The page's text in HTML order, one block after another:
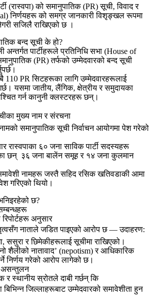
(रास्वपा) को समानुपातिक (PR) सूची, विवाद र
निर्णयहरू को समग्र जानकारी विशृङ्खल रूपमा
सजिलै राखिएको छ ।
बन्द सूची के हो?
अन्तर्गत पार्टीहरूले प्रतिनिधि सभा (House of
(PR) तर्फको उम्मेदवारको बन्द सूची
110 PR सिटहरूका लागि उम्मेदवारहरूलाई
यसमा जातीय, लैंगिक, क्षेत्रीय र समुदायका
गर्न कानुनी क्लस्टरहरू छन्।
मुख्य नाम र संरचना
समानुपातिक सूची निर्वाचन आयोगमा पेश गरेको
रास्वपाका ६० जना साविक पार्टी सदस्यहरू
छन् ३६ जना बालेंन समूह र १४ जना कुलमान
नामहरू जस्तै सहिद रसिक खतिवडाकी आमा
गरिएको थियो।
छ?
अनुसार
नाताले जडित पाइएको आरोप छ — उदाहरण:
ससुरा र छिमेकीहरूलाई सूचीमा राखिएको।
शैलीको नातावाद’ (nepotism) र आधिकारिक
निर्णय गरेको आरोप लागेको छ।
असन्तुलन
र स्थानीय स्रोतले दाबी गर्छन् कि
जिल्लाहरूबाट उम्मेदवारको समावेशीता हुन